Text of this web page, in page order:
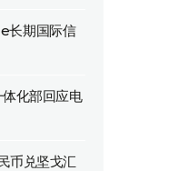
长期国际信
化部回应电
币兑坚戈汇